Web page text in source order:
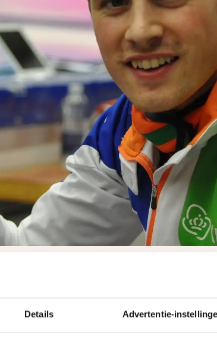
Details Advertentie-
als eerste over de streep gaat?
finishen. Bij het WK was ik na het